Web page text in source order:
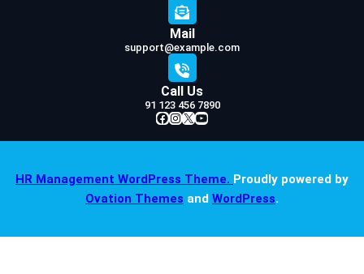
Mail
support@example.com
Call Us
91 123 456 7890
Facebook InstagramX YouTube
HR Management WordPress Theme. Proudly powered by
Ovation Themes and WordPress.